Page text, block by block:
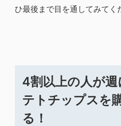
ひ最後まで目を通してみてく
4割以上の人が週
テトチップスを
る！